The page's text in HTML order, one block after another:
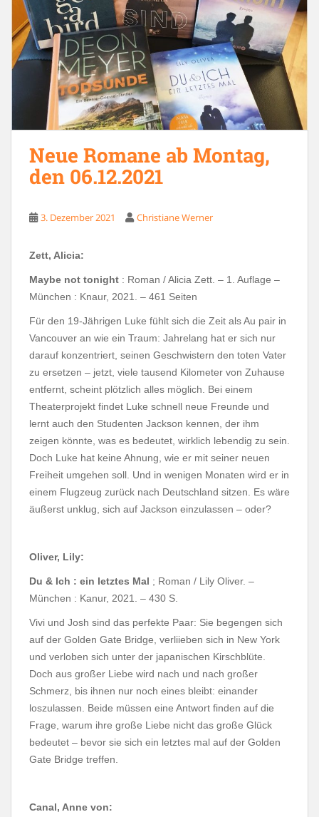
Neue Romane ab Montag,
den 06.12.2021
3. Dezember 2021 Christiane Werner
Zett, Alicia:
Maybe not tonight : Roman / Alicia Zett. – 1. Auflage –
München : Knaur, 2021. – 461 Seiten
Für den 19-Jährigen Luke fühlt sich die Zeit als Au pair in
Vancouver an wie ein Traum: Jahrelang hat er sich nur
darauf konzentriert, seinen Geschwistern den toten Vater
zu ersetzen – jetzt, viele tausend Kilometer von Zuhause
entfernt, scheint plötzlich alles möglich. Bei einem
Theaterprojekt findet Luke schnell neue Freunde und
lernt auch den Studenten Jackson kennen, der ihm
zeigen könnte, was es bedeutet, wirklich lebendig zu sein.
Doch Luke hat keine Ahnung, wie er mit seiner neuen
Freiheit umgehen soll. Und in wenigen Monaten wird er in
einem Flugzeug zurück nach Deutschland sitzen. Es wäre
äußerst unklug, sich auf Jackson einzulassen – oder?
Oliver, Lily:
Du & Ich : ein letztes Mal ; Roman / Lily Oliver. –
München : Kanur, 2021. – 430 S.
Vivi und Josh sind das perfekte Paar: Sie begengen sich
auf der Golden Gate Bridge, verliieben sich in New York
und verloben sich unter der japanischen Kirschblüte.
Doch aus großer Liebe wird nach und nach großer
Schmerz, bis ihnen nur noch eines bleibt: einander
loszulassen. Beide müssen eine Antwort finden auf die
Frage, warum ihre große Liebe nicht das große Glück
bedeutet – bevor sie sich ein letztes mal auf der Golden
Gate Bridge treffen.
Canal, Anne von: